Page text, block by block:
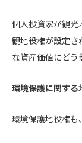
個人投資家が観光
観地役権が設定さ
な資産価値にどう
環境保護に関する
環境保護地役権も